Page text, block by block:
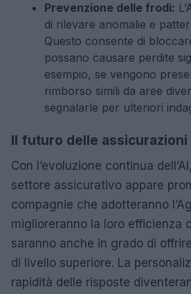
Prevenzione delle frodi:
di rilevare anomalie e
Questo consente di
possano causare perdite
esempio, se vengono
rimborso simili da aree
segnalarle per ulteriori
Il futuro delle assicurazioni
Con l’evoluzione continua
settore assicurativo appare
compagnie che adotteranno
miglioreranno la loro efficienza
saranno anche in grado di
di livello superiore. La
rapidità delle risposte